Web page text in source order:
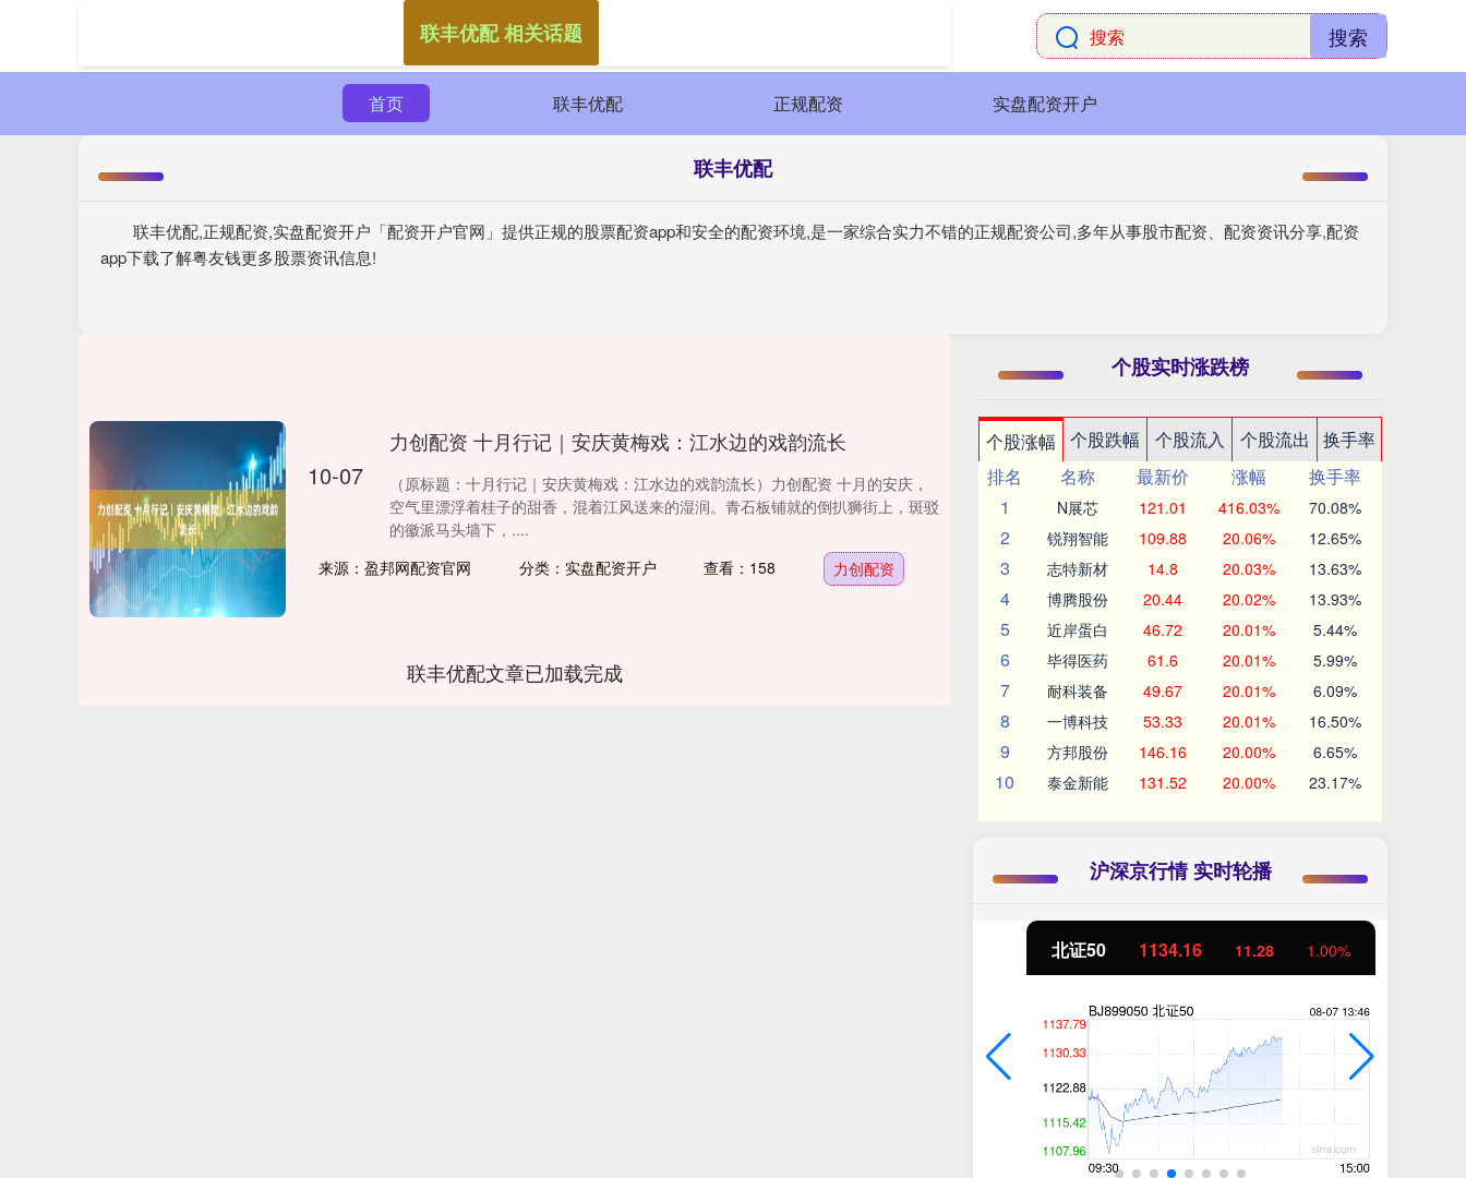
搜索
首页 联丰优配 正规配资 实盘配资开户
联丰优配
联丰优配,正规配资,实盘配资开户「配资开户官网」提供正规的股票配资app和安全的配资环境,是一家综合实力不错的正规配资公司,多年从事股市配资、配资资讯分享,配资
app下载了解粤友钱更多股票资讯信息!
联丰优配 相关话题
10-07
力创配资 十月行记｜安庆黄梅戏：江水边的戏韵流长
（原标题：十月行记｜安庆黄梅戏：江水边的戏韵流长）力创配资 十月的安庆，
空气里漂浮着桂子的甜香，混着江风送来的湿润。青石板铺就的倒扒狮街上，斑驳
的徽派马头墙下，....
来源：盈邦网配资官网
分类：实盘配资开户 查看：158 力创配资
联丰优配文章已加载完成
个股实时涨跌榜
个股涨幅 个股跌幅 个股流入 个股流出
换手率
排名
名称 最新价 涨幅
换手率
1
N展芯 121.01 416.03% 70.08%
2 锐翔智能 109.88 20.06% 12.65%
3 志特新材 14.8 20.03% 13.63%
4 博腾股份 20.44 20.02% 13.93%
5 近岸蛋白 46.72 20.01% 5.44%
6 毕得医药 61.6 20.01% 5.99%
7 耐科装备 49.67 20.01% 6.09%
8 一博科技 53.33 20.01% 16.50%
9 方邦股份 146.16 20.00% 6.65%
10 泰金新能 131.52 20.00% 23.17%
沪深京行情 实时轮播
北证50 1134.16 11.28 1.00%